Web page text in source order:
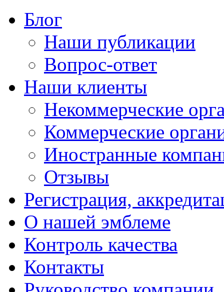
Блог
Наши публикации
Вопрос-ответ
Наши клиенты
Некоммерческие
Коммерческие
Иностранные
Отзывы
Регистрация,
О нашей эмблеме
Контроль качества
Контакты